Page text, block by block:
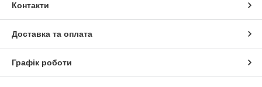
Контакти
Доставка та оплата
Графік роботи